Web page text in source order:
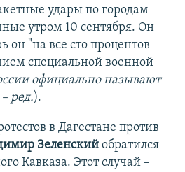
удары по городам
утром 10 сентября. Он
он "на все сто процентов
специальной военной
официально называют
ред.).
в Дагестане против
Зеленский обратился
Кавказа. Этот случай –